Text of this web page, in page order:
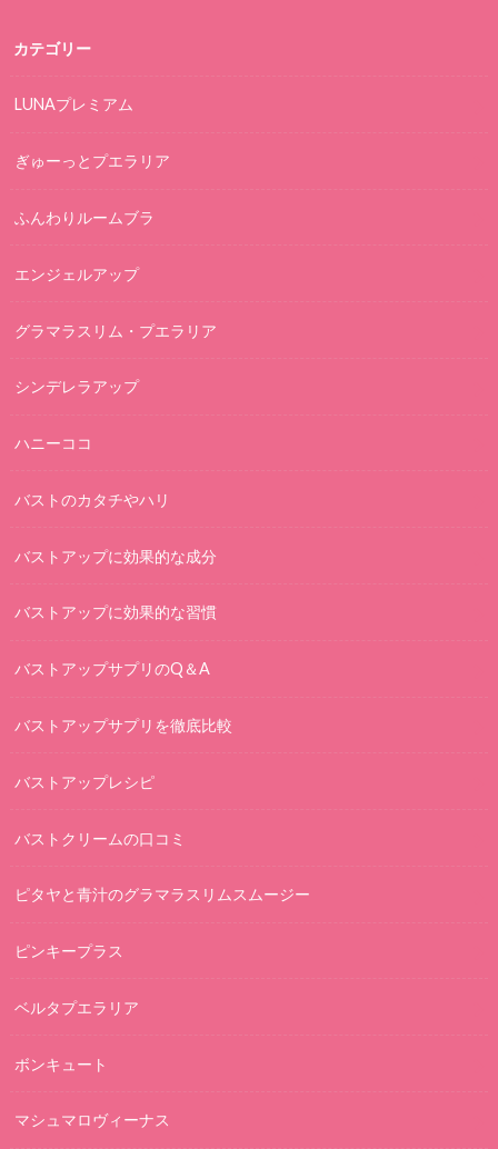
カテゴリー
LUNAプレミアム
ぎゅーっとプエラリア
ふんわりルームブラ
エンジェルアップ
グラマラスリム・プエラリア
シンデレラアップ
ハニーココ
バストのカタチやハリ
バストアップに効果的な成分
バストアップに効果的な習慣
バストアップサプリのQ＆A
バストアップサプリを徹底比較
バストアップレシピ
バストクリームの口コミ
ピタヤと青汁のグラマラスリムスムージー
ピンキープラス
ベルタプエラリア
ボンキュート
マシュマロヴィーナス